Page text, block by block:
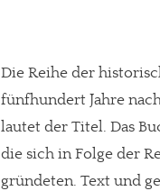
Die Reihe der
fünfhundert Jahre
lautet der Titel. Das
die sich in Folge der
gründeten. Text und